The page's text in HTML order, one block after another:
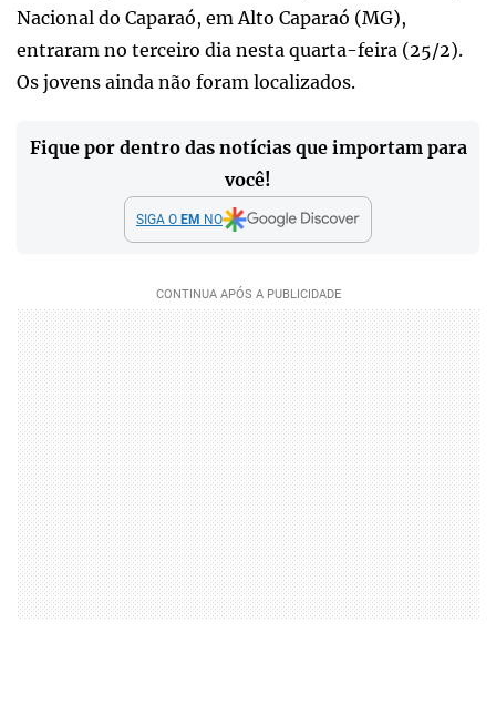
Nacional do Caparaó, em Alto Caparaó (MG),
entraram no terceiro dia nesta quarta-feira (25/2).
Os jovens ainda não foram localizados.
Fique por dentro das notícias que importam para
você!
SIGA O EM NO